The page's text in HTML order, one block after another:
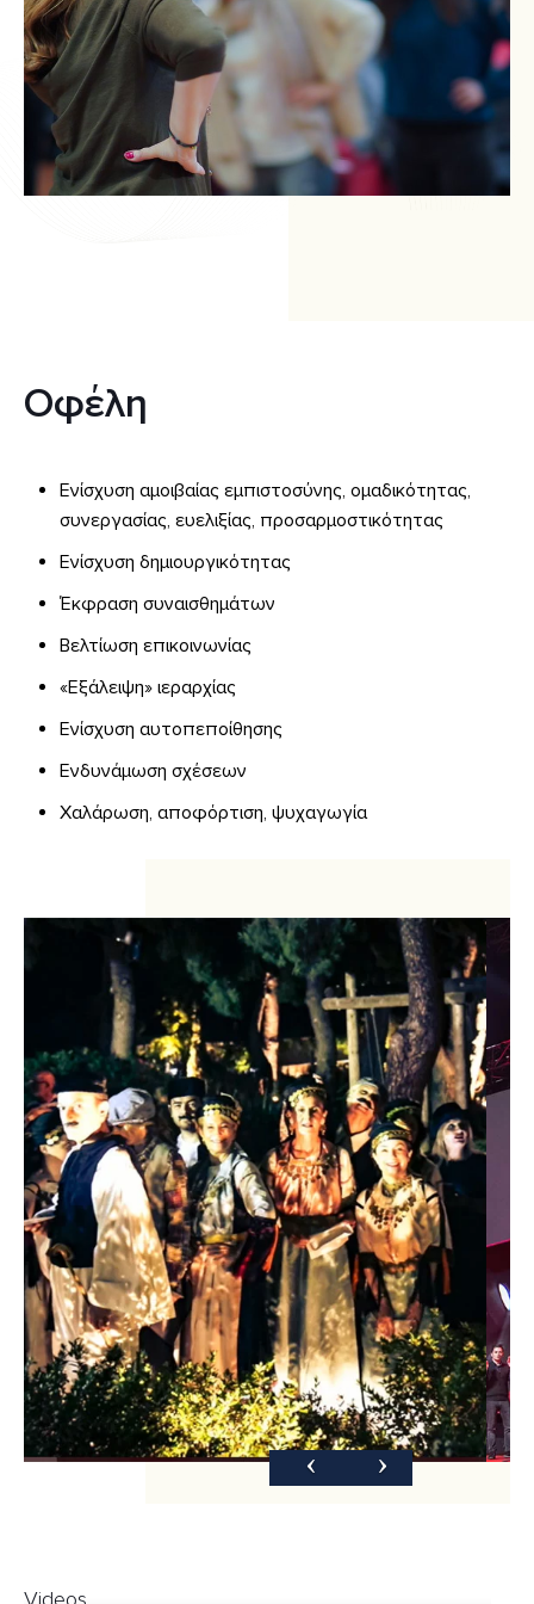
Οφέλη
Ενίσχυση αμοιβαίας εμπιστοσύνης, ομαδικότητας,
συνεργασίας, ευελιξίας, προσαρμοστικότητας
Ενίσχυση δημιουργικότητας
Έκφραση συναισθημάτων
Βελτίωση επικοινωνίας
«Εξάλειψη» ιεραρχίας
Ενίσχυση αυτοπεποίθησης
Ενδυνάμωση σχέσεων
Χαλάρωση, αποφόρτιση, ψυχαγωγία